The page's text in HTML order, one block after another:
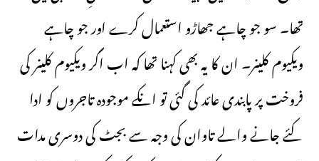
تھا۔ سو جو چاہے جھاڑو استعمال کرے اور جو چاہے
ویکیوم کلینر۔ ان کا یہ بھی کہنا تھا کہ اب اگر ویکیوم کلینر کی
فروخت پر پابندی عائد کی گئی تو انکے موجودہ تاجروں کو ادا
کئے جانے والے تاوان کی وجہ سے بجٹ کی دوسری مدات